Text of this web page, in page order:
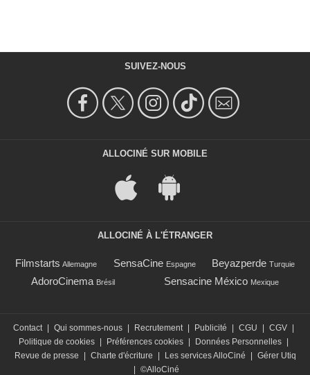
SUIVEZ-NOUS
ALLOCINÉ SUR MOBILE
ALLOCINÉ À L'ÉTRANGER
Filmstarts Allemagne SensaCine Espagne Beyazperde Turquie
AdoroCinema Brésil Sensacine México Mexique
Contact | Qui sommes-nous | Recrutement | Publicité | CGU | CGV |
Politique de cookies | Préférences cookies | Données Personnelles |
Revue de presse
| Charte d'écriture | Les services AlloCiné | Gérer Utiq
| ©AlloCiné